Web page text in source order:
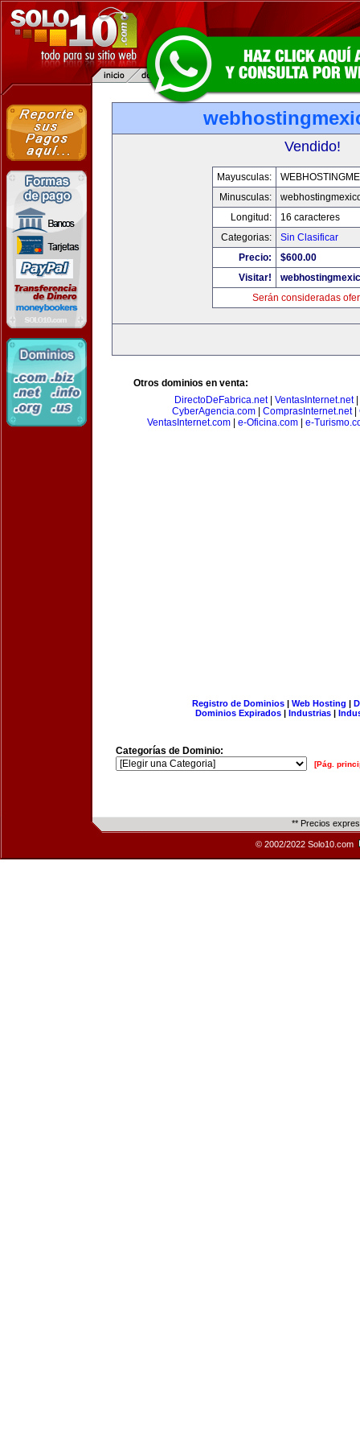
Vendido!
Mayusculas:
Minusculas:
Longitud:
16 caracteres
Categorias:
Sin Clasificar
Precio:
$600.00
Visitar!
Serán consideradas
Otros dominios en venta:
DirectoDeFabrica.net| VentasInternet.net|
CyberAgencia.com| ComprasInternet.net|
VentasInternet.com
e-Oficina.com e-
Registro de Dominios| Web Hosting |
Dominios Expirados | Industrias |
Categorías de Dominio:
[Pág.
** Precios
© 2002/2022 Solo10.com